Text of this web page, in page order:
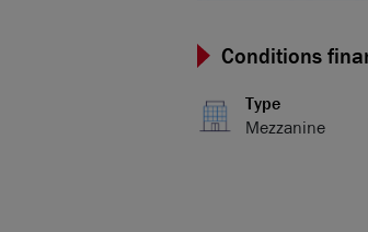
Conditions
Type
Mezzanine